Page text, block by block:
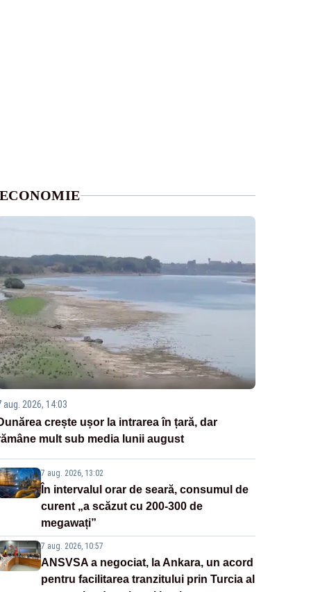
aug. 2026, 14:03
crește ușor la intrarea în țară, dar
mult sub media lunii august
7 aug. 2026, 13:02
În intervalul orar de seară, consumul de
curent „a scăzut cu 200-300 de
megawați”
7 aug. 2026, 10:57
ANSVSA a negociat, la Ankara, un acord
pentru facilitarea tranzitului prin Turcia al